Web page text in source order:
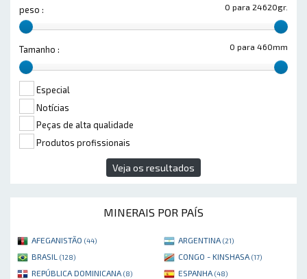
0 para 24620gr.
peso :
0 para 460mm
Tamanho :
Especial
Notícias
Peças de alta qualidade
Produtos profissionais
Veja os resultados
MINERAIS POR PAÍS
AFEGANISTÃO (44) ARGENTINA (21)
BRASIL (128) CONGO - KINSHASA (17)
REPÚBLICA DOMINICANA (8) ESPANHA (48)